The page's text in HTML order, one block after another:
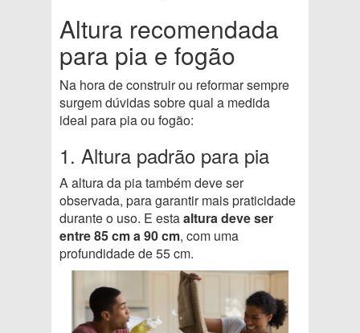
Altura recomendada
para pia e fogão
Na hora de construir ou reformar sempre
surgem dúvidas sobre qual a medida
ideal para pia ou fogão:
1. Altura padrão para pia
A altura da pia também deve ser
observada, para garantir mais praticidade
durante o uso. E estaaltura deve ser
entre 85 cm a 90 cm, com uma
profundidade de 55 cm.